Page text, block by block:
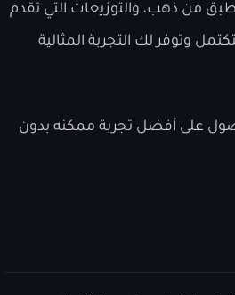
طبق من ذهب، والتوزيعات التي تقدم
وتوفر لك التجربة المثالية
على أفضل تجربة ممكنه بدون